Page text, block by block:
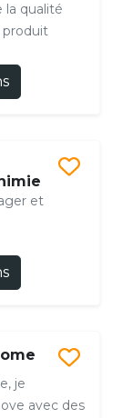
la qualité
produit
et
je
avec des